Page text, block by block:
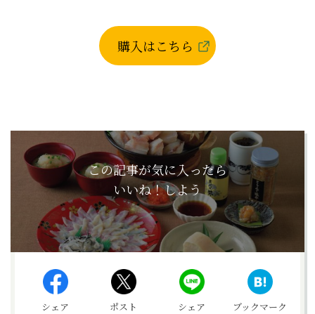
購入はこちら
この記事が気に入ったら
いいね！しよう
シェア ポスト シェア ブックマーク